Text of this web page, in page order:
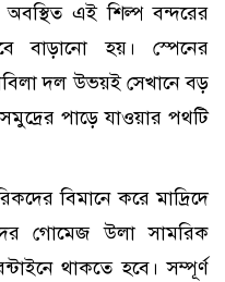
অবস্থিত এই শিল্প বন্দরের
বাড়ানো হয়। স্পেনের
দল উভয়ই সেখানে বড়
পাড়ে যাওয়ার পথটি
বিমানে করে মাদ্রিদে
গোমেজ উলা সামরিক
থাকতে হবে। সম্পূর্ণ